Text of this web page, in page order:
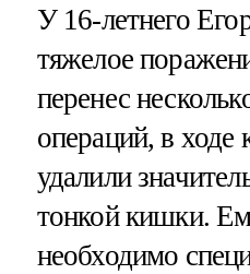
У 16-летнего
тяжелое
перенес
операций, в ходе
удалили
тонкой кишки.
необходимо